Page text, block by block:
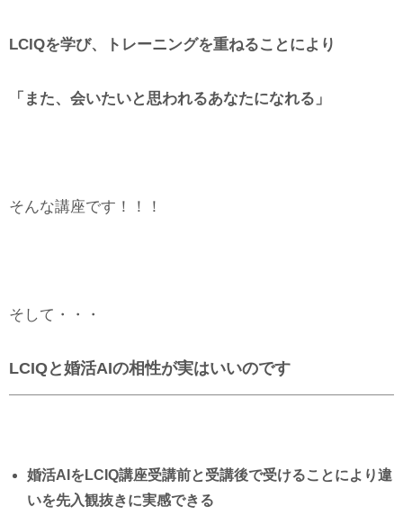
LCIQを学び、トレーニングを重ねることにより
「また、会いたいと思われるあなたになれる」
そんな講座です！！！
そして・・・
LCIQと婚活AIの相性が実はいいのです
婚活AIをLCIQ講座受講前と受講後で受けることにより違
いを先入観抜きに実感できる